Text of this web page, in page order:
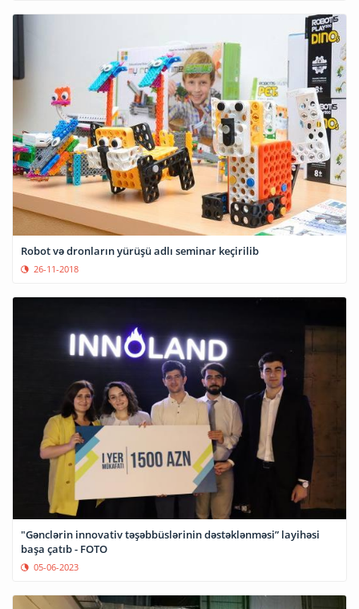
Robot və dronların yürüşü adlı seminar keçirilib
26-11-2018
"Gənclərin innovativ təşəbbüslərinin dəstəklənməsi” layihəsi
başa çatıb - FOTO
05-06-2023